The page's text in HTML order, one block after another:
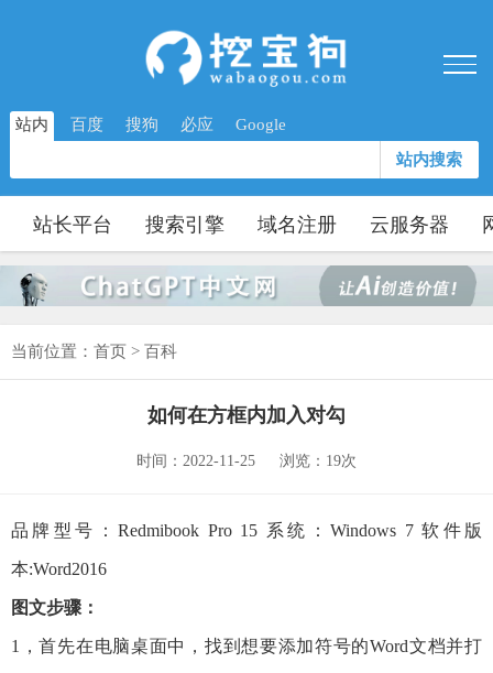
站内 百度 搜狗 必应 Google
站内搜索
站长平台 搜索引擎 域名注册 云服务器
当前位置： 首页 > 百科
如何在方框内加入对勾
时间：2022-11-25 浏览：19次
品牌型号：Redmibook Pro 15 系统：Windows 7 软件版
本:Word2016
图文步骤：
1，首先在电脑桌面中，找到想要添加符号的Word文档并打